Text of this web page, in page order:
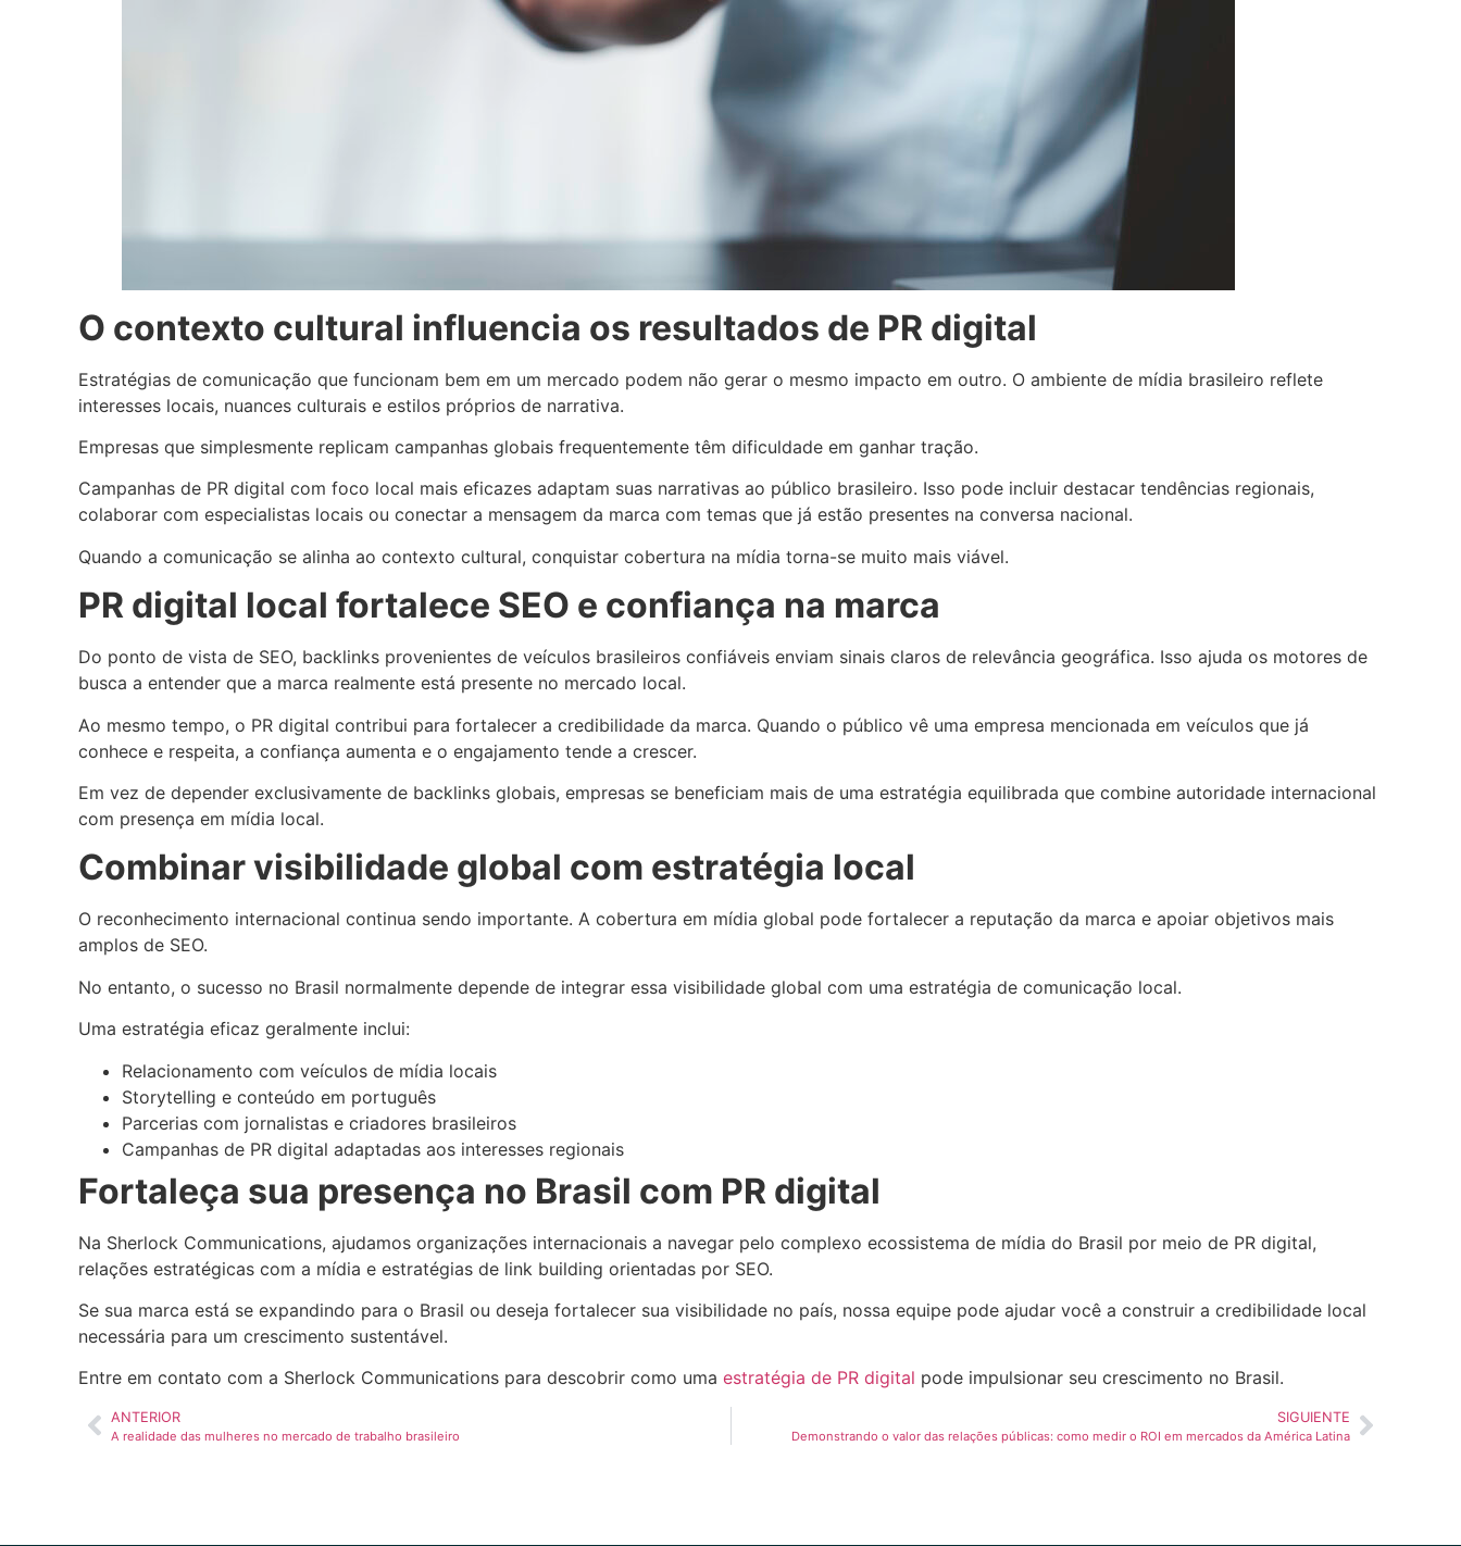
O contexto cultural influencia os resultados de PR digital
Estratégias de comunicação que funcionam bem em um mercado podem não gerar o mesmo impacto em outro. O ambiente de mídia brasileiro reflete
interesses locais, nuances culturais e estilos próprios de narrativa.
Empresas que simplesmente replicam campanhas globais frequentemente têm dificuldade em ganhar tração.
Campanhas de PR digital com foco local mais eficazes adaptam suas narrativas ao público brasileiro. Isso pode incluir destacar tendências regionais,
colaborar com especialistas locais ou conectar a mensagem da marca com temas que já estão presentes na conversa nacional.
Quando a comunicação se alinha ao contexto cultural, conquistar cobertura na mídia torna-se muito mais viável.
PR digital local fortalece SEO e confiança na marca
Do ponto de vista de SEO, backlinks provenientes de veículos brasileiros confiáveis enviam sinais claros de relevância geográfica. Isso ajuda os motores de
busca a entender que a marca realmente está presente no mercado local.
Ao mesmo tempo, o PR digital contribui para fortalecer a credibilidade da marca. Quando o público vê uma empresa mencionada em veículos que já
conhece e respeita, a confiança aumenta e o engajamento tende a crescer.
Em vez de depender exclusivamente de backlinks globais, empresas se beneficiam mais de uma estratégia equilibrada que combine autoridade internacional
com presença em mídia local.
Combinar visibilidade global com estratégia local
O reconhecimento internacional continua sendo importante. A cobertura em mídia global pode fortalecer a reputação da marca e apoiar objetivos mais
amplos de SEO.
No entanto, o sucesso no Brasil normalmente depende de integrar essa visibilidade global com uma estratégia de comunicação local.
Uma estratégia eficaz geralmente inclui:
Relacionamento com veículos de mídia locais
Storytelling e conteúdo em português
Parcerias com jornalistas e criadores brasileiros
Campanhas de PR digital adaptadas aos interesses regionais
Fortaleça sua presença no Brasil com PR digital
Na Sherlock Communications, ajudamos organizações internacionais a navegar pelo complexo ecossistema de mídia do Brasil por meio de PR digital,
relações estratégicas com a mídia e estratégias de link building orientadas por SEO.
Se sua marca está se expandindo para o Brasil ou deseja fortalecer sua visibilidade no país, nossa equipe pode ajudar você a construir a credibilidade local
necessária para um crescimento sustentável.
Entre em contato com a Sherlock Communications para descobrir como uma estratégia de PR digital pode impulsionar seu crescimento no Brasil.
ANTERIOR
A realidade das mulheres no mercado de trabalho brasileiro
SIGUIENTE
Demonstrando o valor das relações públicas: como medir o ROI em mercados da América Latina